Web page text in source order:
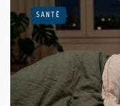
SANTÉ